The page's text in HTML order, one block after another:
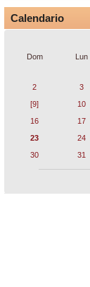
Calendario
Dom
Lun
2
3
[9]
10
16
17
23
24
30
31